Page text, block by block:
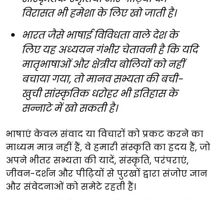
विरासत भी हमेशा के लिए खो जाती है।
भारत जैसे भाषाई विविधता वाले देश के
लिए यह अध्ययन गंभीर चेतावनी है कि यदि
मातृभाषाओं और क्षेत्रीय बोलियों को नहीं
बचाया गया, तो मानव सभ्यता की बची-
खुची सांस्कृतिक धरोहर भी इतिहास के
सन्नाटे में खो सकती है।
भाषाएं केवल संवाद या विचारों को प्रकट करने का
माध्यम मात्र नहीं हैं, वे हमारी संस्कृति का ह्रदय हैं, जो
अपने भीतर सभ्यता की यादें, संस्कृति, परंपराएं,
जीवन-दर्शन और पीढ़ियों से पुरखों द्वारा संजोए ज्ञान
और संवेदनाओं को समेटे रहती हैं।